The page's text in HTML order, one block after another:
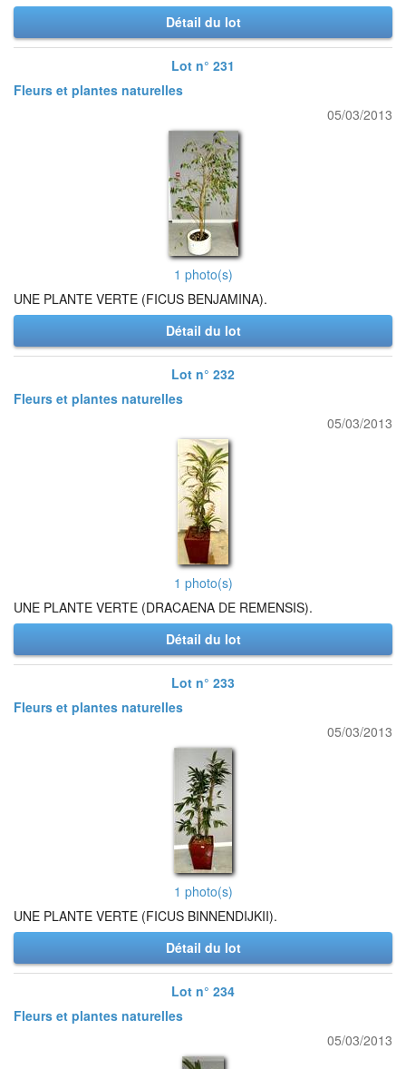
Détail du lot
Lot n° 231
Fleurs et plantes naturelles
05/03/2013
1 photo(s)
UNE PLANTE VERTE (FICUS BENJAMINA).
Détail du lot
Lot n° 232
Fleurs et plantes naturelles
05/03/2013
1 photo(s)
UNE PLANTE VERTE (DRACAENA DE REMENSIS).
Détail du lot
Lot n° 233
Fleurs et plantes naturelles
05/03/2013
1 photo(s)
UNE PLANTE VERTE (FICUS BINNENDIJKII).
Détail du lot
Lot n° 234
Fleurs et plantes naturelles
05/03/2013